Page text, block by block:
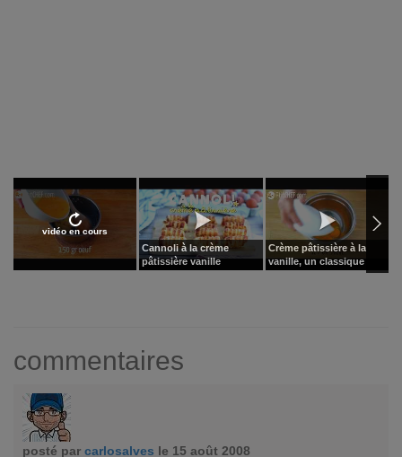
vidéo en cours
Cannoli à la crème
pâtissière vanille
Crème pâtissière à la
vanille, un classique
commentaires
posté par carlosalves le 15 août 2008